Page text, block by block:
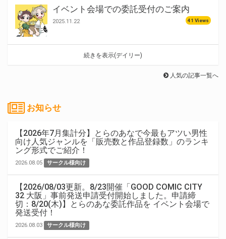
イベント会場での委託受付のご案内
2025.11.22 41 Views
続きを表示(デイリー)
人気の記事一覧へ
お知らせ
【2026年7月集計分】とらのあなで今最もアツい男性
向け人気ジャンルを「販売数と作品登録数」のランキ
ング形式でご紹介！
2026.08.05 サークル様向け
【2026/08/03更新。8/23開催「GOOD COMIC CITY
32 大阪」事前発送申請受付開始しました。申請締
切：8/20(木)】とらのあな委託作品を イベント会場で
発送受付！
2026.08.03 サークル様向け